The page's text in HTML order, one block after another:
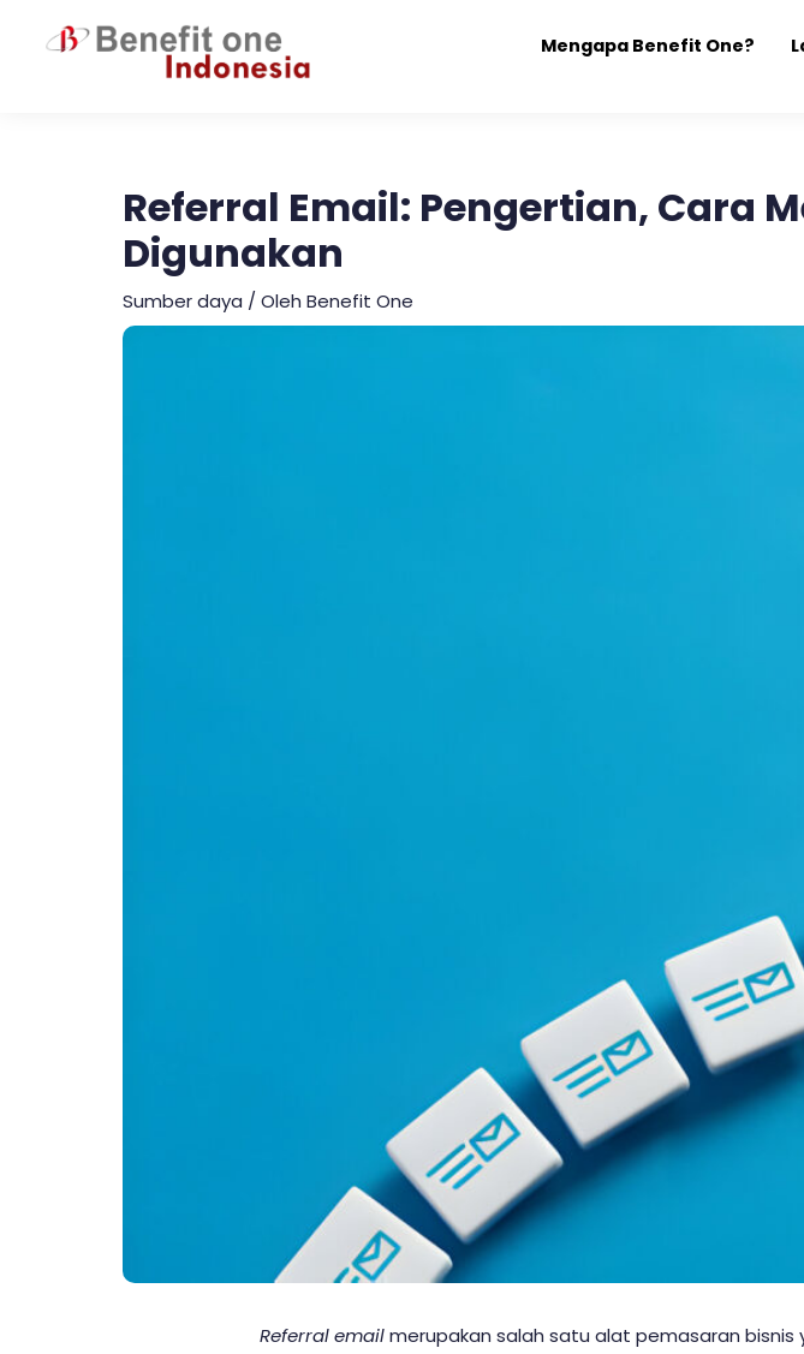
Mengapa Benefit One?
Referral Email: Pengertian, Cara
Digunakan
Sumber daya / Oleh Benefit One
Referral emailmerupakan salah satu alat pemasaran bisnis